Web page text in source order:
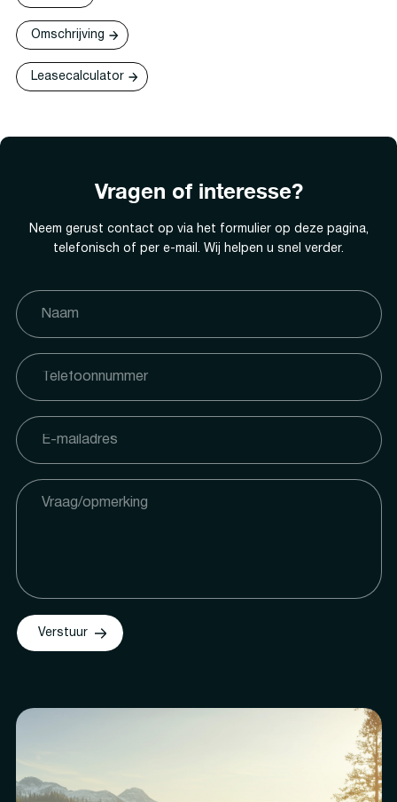
Omschrijving
Leasecalculator
Vragen of interesse?
Neem gerust contact op via het formulier op deze pagina,
telefonisch of per e-mail. Wij helpen u snel verder.
Verstuur